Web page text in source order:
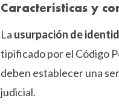
Características y
La usurpación de
tipificado por el Código
deben establecer una
judicial.